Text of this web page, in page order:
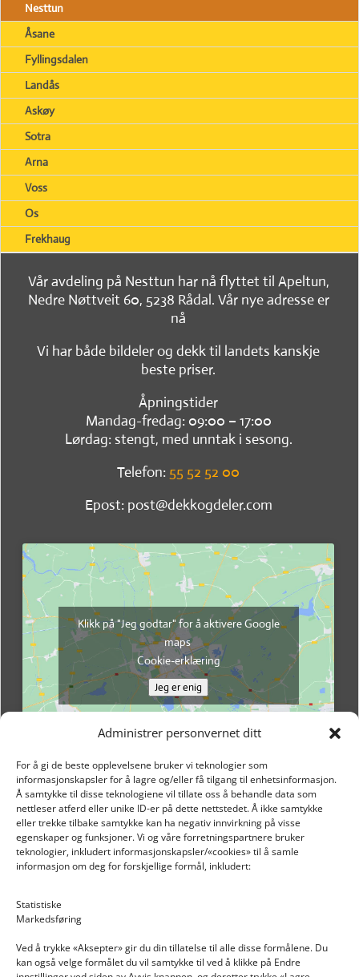
Administrer personvernet ditt
For å gi de beste opplevelsene bruker vi teknologier som
informasjonskapsler for å lagre og/eller få tilgang til enhetsinformasjon.
Å samtykke til disse teknologiene vil tillate oss å behandle data som
nettleser atferd eller unike ID-er på dette nettstedet. Å ikke samtykke
eller trekke tilbake samtykke kan ha negativ innvirkning på visse
egenskaper og funksjoner. Vi og våre forretningspartnere bruker
teknologier, inkludert informasjonskapsler/«cookies» til å samle
informasjon om deg for forskjellige formål, inkludert:
Statistiske
Markedsføring
Ved å trykke «Aksepter» gir du din tillatelse til alle disse formålene. Du
kan også velge formålet du vil samtykke til ved å klikke på Endre
Nesttun
Åsane
Fyllingsdalen
Landås
Askøy
Sotra
Arna
Voss
Os
Frekhaug
Vår avdeling på Nesttun har nå flyttet til Apeltun,
Nedre Nøttveit 60, 5238 Rådal. Vår nye adresse er
nå
Vi har både bildeler og dekk til landets kanskje
beste priser.
Åpningstider
Mandag-fredag: 09:00 – 17:00
Lørdag: stengt, med unntak i sesong.
Telefon: 55 52 52 00
Epost: post@dekkogdeler.com
Klikk på "Jeg godtar" for å aktivere Google
maps
Cookie-erklæring
Jeg er enig